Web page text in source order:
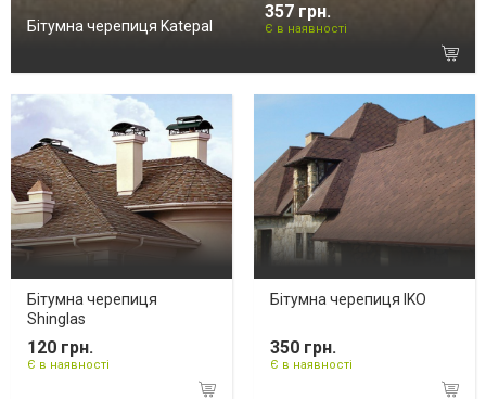
Бітумна черепиця Katepal
357 грн.
Є в наявності
Бітумна черепиця
Shinglas
120 грн.
Є в наявності
Бітумна черепиця IKO
350 грн.
Є в наявності